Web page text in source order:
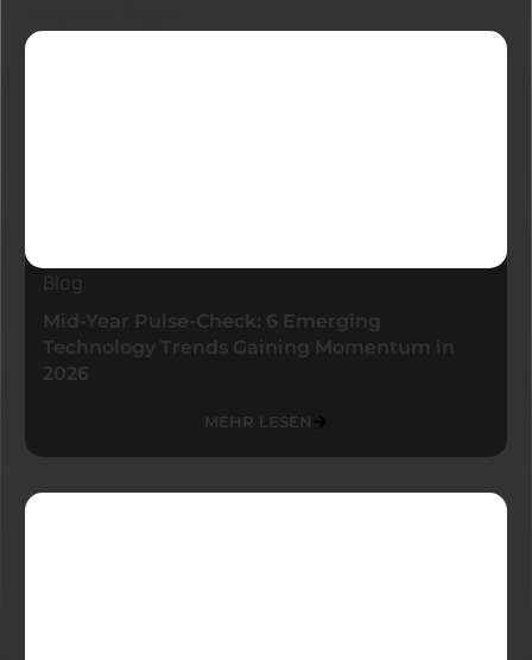
Blog
Mid-Year Pulse-Check: 6 Emerging
Technology Trends Gaining Momentum in
2026
MEHR LESEN